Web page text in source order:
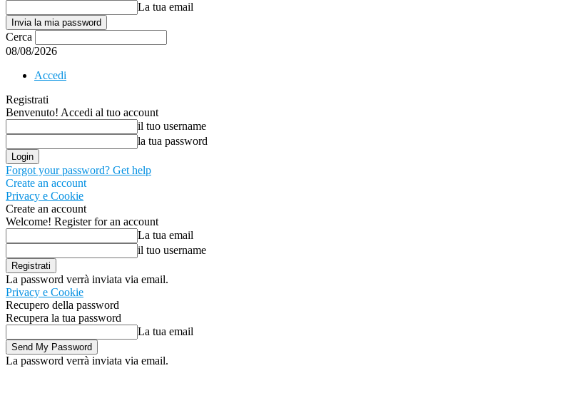
La tua email
Cerca
08/08/2026
Accedi
Registrati
Benvenuto! Accedi al tuo account
il tuo username
la tua password
Forgot your password? Get help
Create an account
Privacy e Cookie
Create an account
Welcome! Register for an account
La tua email
il tuo username
La password verrà inviata via email.
Privacy e Cookie
Recupero della password
Recupera la tua password
La tua email
La password verrà inviata via email.